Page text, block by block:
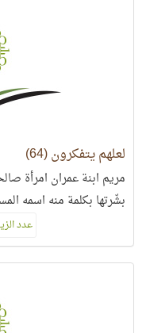
لعلهم يتفكرون (64)
مريم ابنة عمران امرأة
بشّرتها بكلمة منه اسمه
عدد